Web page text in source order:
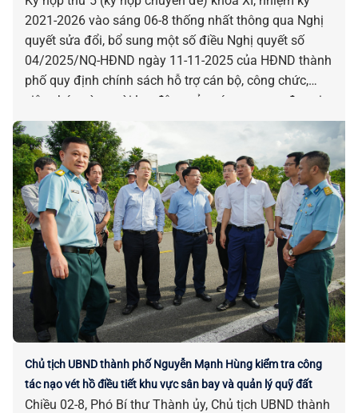
2021-2026 vào sáng 06-8 thống nhất thông qua Nghị
quyết sửa đổi, bổ sung một số điều Nghị quyết số
04/2025/NQ-HĐND ngày 11-11-2025 của HĐND thành
phố quy định chính sách hỗ trợ cán bộ, công chức,
viên chức và người lao động của các cơ quan, đơn vị
bị tác động, ảnh hưởng do sắp xếp đơn vị hành chính.
Chủ tịch UBND thành phố Nguyễn Mạnh Hùng kiểm tra công
tác nạo vét hồ điều tiết khu vực sân bay và quản lý quỹ đất
Chiều 02-8, Phó Bí thư Thành ủy, Chủ tịch UBND thành